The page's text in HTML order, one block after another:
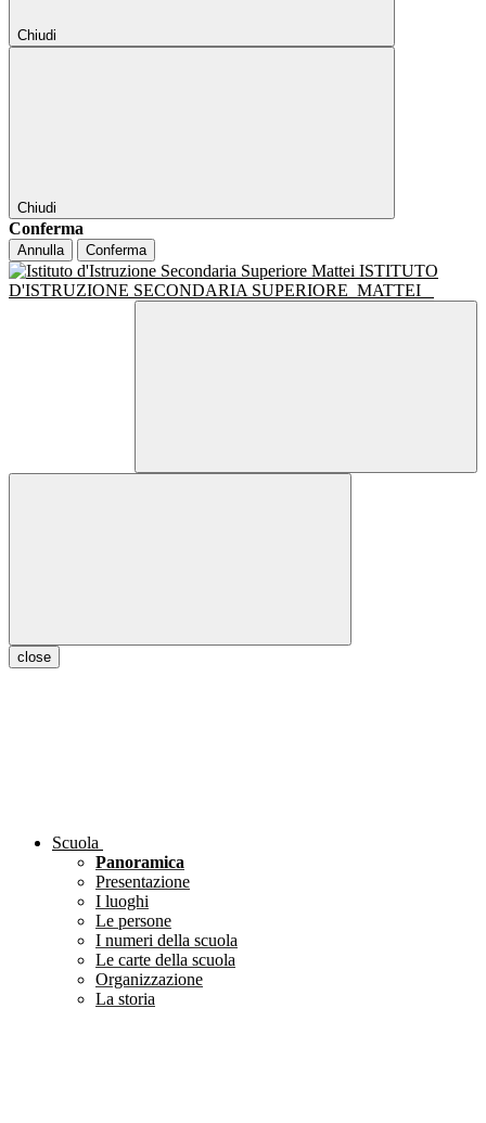
Chiudi
Chiudi
Conferma
Annulla Conferma
ISTITUTO
D'ISTRUZIONE SECONDARIA SUPERIORE MATTEI
close
Scuola
Panoramica
Presentazione
I luoghi
Le persone
I numeri della scuola
Le carte della scuola
Organizzazione
La storia